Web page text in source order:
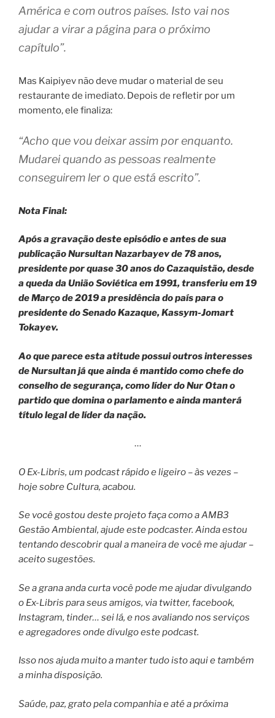
América e com outros países. Isto vai nos
ajudar a virar a página para o próximo
capítulo”.
Mas Kaipiyev não deve mudar o material de seu
restaurante de imediato. Depois de refletir por um
momento, ele finaliza:
“Acho que vou deixar assim por enquanto.
Mudarei quando as pessoas realmente
conseguirem ler o que está escrito”.
Nota Final:
Após a gravação deste episódio e antes de sua
publicação Nursultan Nazarbayev de 78 anos,
presidente por quase 30 anos do Cazaquistão, desde
a queda da União Soviética em 1991, transferiu em 19
de Março de 2019 a presidência do país para o
presidente do Senado Kazaque, Kassym-Jomart
Tokayev.
Ao que parece esta atitude possui outros interesses
de Nursultan já que ainda é mantido como chefe do
conselho de segurança, como líder do Nur Otan o
partido que domina o parlamento e ainda manterá
título legal de líder da nação.
…
O Ex-Libris, um podcast rápido e ligeiro – às vezes –
hoje sobre Cultura, acabou.
Se você gostou deste projeto faça como a AMB3
Gestão Ambiental, ajude este podcaster. Ainda estou
tentando descobrir qual a maneira de você me ajudar –
aceito sugestões.
Se a grana anda curta você pode me ajudar divulgando
o Ex-Libris para seus amigos, via twitter, facebook,
Instagram, tinder… sei lá, e nos avaliando nos serviços
e agregadores onde divulgo este podcast.
Isso nos ajuda muito a manter tudo isto aqui e também
a minha disposição.
Saúde, paz, grato pela companhia e até a próxima